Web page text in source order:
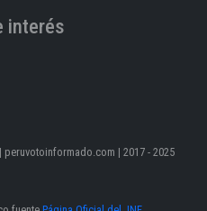
interés
| 2017 - 2025